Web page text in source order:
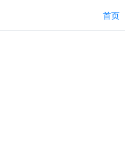
首页